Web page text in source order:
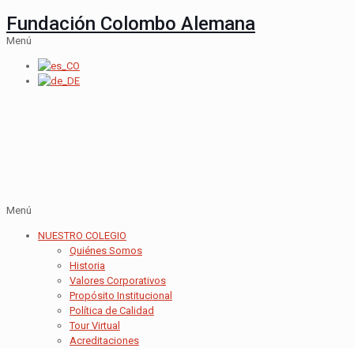
Fundación Colombo Alemana
Menú
Menú
NUESTRO COLEGIO
Quiénes Somos
Historia
Valores Corporativos
Propósito Institucional
Política de Calidad
Tour Virtual
Acreditaciones